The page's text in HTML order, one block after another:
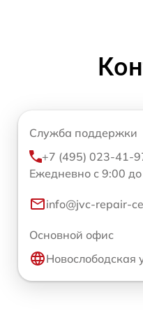
Служба поддержки
+7 (495) 023-41-
Ежедневно с 9:00
info@jvc-repair-
Основной офис
Новослободская